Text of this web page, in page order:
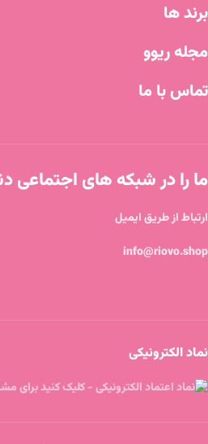
برند ها
مجله ریوو
تماس با ما
ما را در شبکه های اجتماعی
ارتباط از طریق ایمیل
info@riovo.shop
نماد الکترونیکی